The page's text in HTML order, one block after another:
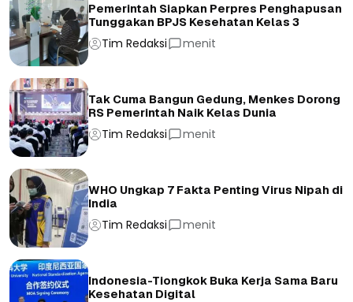
Pemerintah Siapkan Perpres Penghapusan
Tunggakan BPJS Kesehatan Kelas 3
Tim Redaksi menit
Tak Cuma Bangun Gedung, Menkes Dorong
RS Pemerintah Naik Kelas Dunia
Tim Redaksi menit
WHO Ungkap 7 Fakta Penting Virus Nipah di
India
Tim Redaksi menit
Indonesia-Tiongkok Buka Kerja Sama Baru
Kesehatan Digital